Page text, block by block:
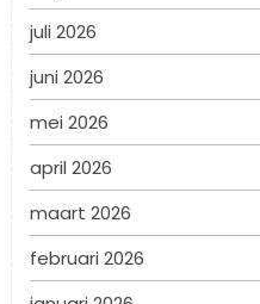
juli 2026
juni 2026
mei 2026
april 2026
maart 2026
februari 2026